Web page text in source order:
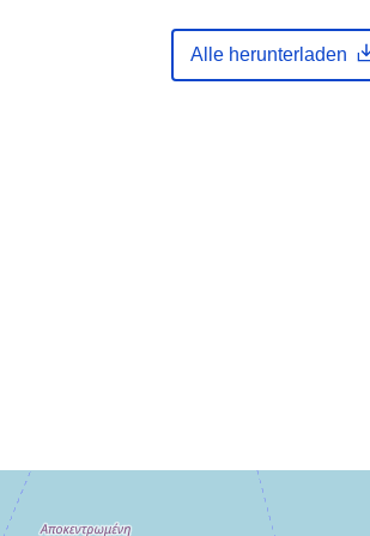
Alle herunterladen
http://publications.europa.eu/resourc